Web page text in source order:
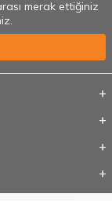
merak ettiğiniz